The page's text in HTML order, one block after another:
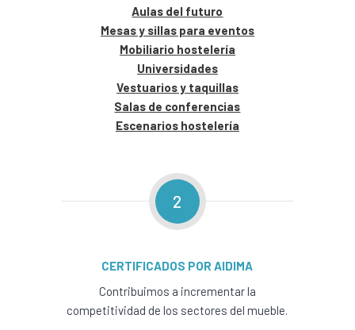
Aulas del futuro
Mesas y sillas para eventos
Mobiliario hostelería
Universidades
Vestuarios y taquillas
Salas de conferencias
Escenarios hostelería
2
CERTIFICADOS POR AIDIMA
Contribuimos a incrementar la
competitividad de los sectores del mueble.